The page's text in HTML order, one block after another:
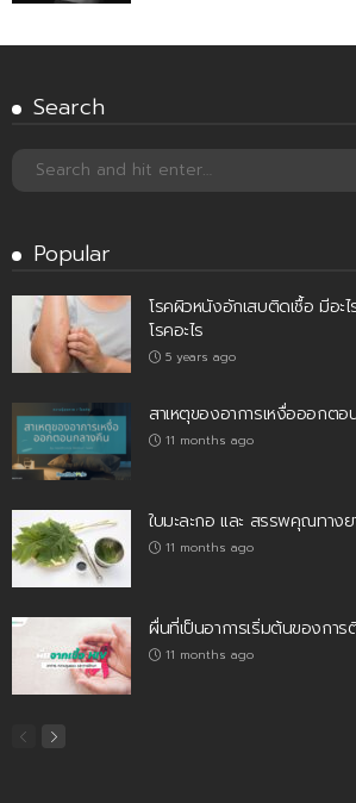
Search
Popular
โรคผิวหนังอักเสบติดเชื้อ มีอะ
โรคอะไร
5 years ago
สาเหตุของอาการเหงื่อออกต
11 months ago
ใบมะละกอ และ สรรพคุณทาง
11 months ago
ผื่นที่เป็นอาการเริ่มต้นของการ
11 months ago